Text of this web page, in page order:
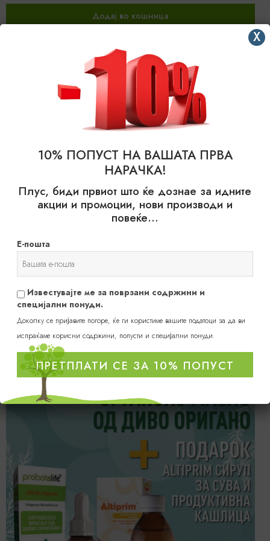
Додај во кошница
БЕБИЊА/ДЕЦА|VOLI BABY
Коцкаста вакум силиконска чинија
799 ден
Додај во кошница
10% ПОПУСТ НА ВАШАТА ПРВА
НАРАЧКА!
Плус, биди првиот што ќе дознае за идните
акции и промоции, нови производи и
повеќе…
Е-пошта
Известувајте ме за поврзани содржини и
специјални понуди.
Доколку се пријавите погоре, ќе ги користиме вашите податоци за да ви
испраќаме корисни содржини, попусти и специјални понуди.
ПРЕТПЛАТИ СЕ ЗА 10% ПОПУСТ
X